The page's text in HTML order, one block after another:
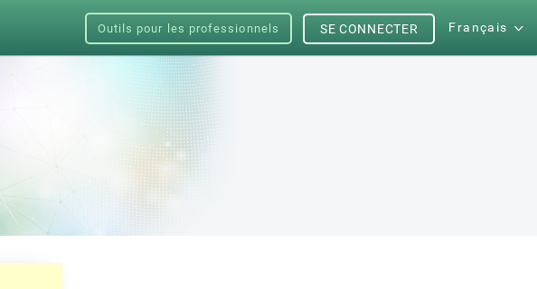
Outils pour les professionnels Français
SE CONNECTER